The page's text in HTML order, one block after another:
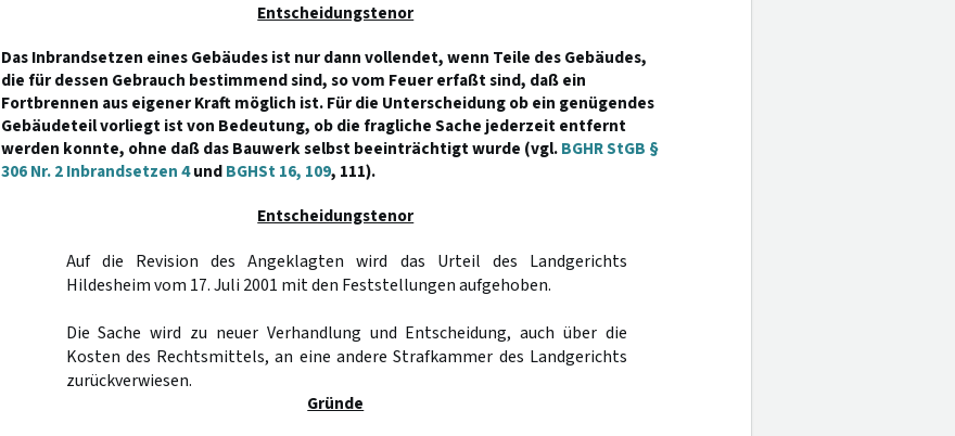
Entscheidungstenor
Das Inbrandsetzen eines Gebäudes ist nur dann vollendet, wenn Teile des Gebäudes,
die für dessen Gebrauch bestimmend sind, so vom Feuer erfaßt sind, daß ein
Fortbrennen aus eigener Kraft möglich ist. Für die Unterscheidung ob ein genügendes
Gebäudeteil vorliegt ist von Bedeutung, ob die fragliche Sache jederzeit entfernt
werden konnte, ohne daß das Bauwerk selbst beeinträchtigt wurde (vgl.BGHR StGB §
306 Nr. 2 Inbrandsetzen 4undBGHSt 16, 109, 111).
Entscheidungstenor
Auf die Revision des Angeklagten wird das Urteil des Landgerichts
Hildesheim vom 17. Juli 2001 mit den Feststellungen aufgehoben.
Die Sache wird zu neuer Verhandlung und Entscheidung, auch über die
Kosten des Rechtsmittels, an eine andere Strafkammer des Landgerichts
zurückverwiesen.
Gründe